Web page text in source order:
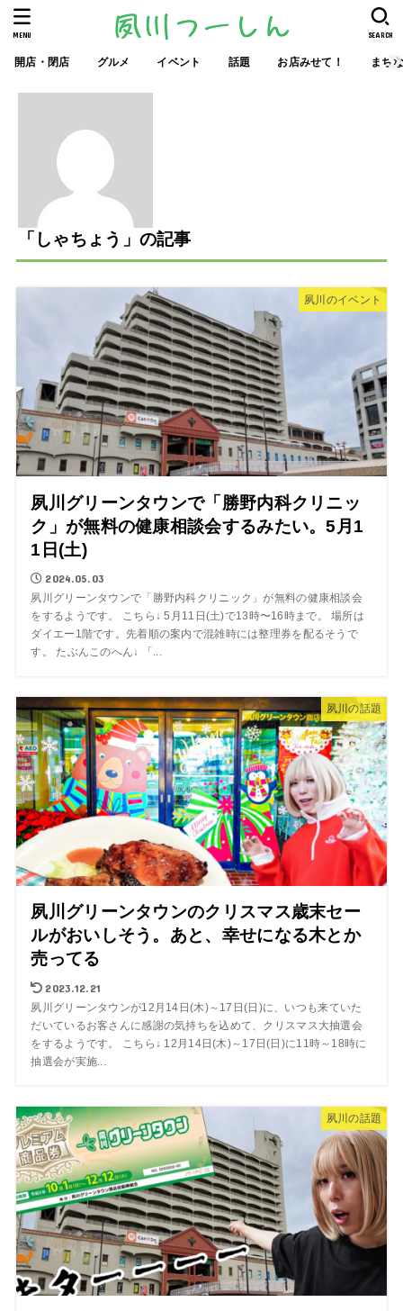
開店・閉店 グルメ イベント 話題 お店みせて！ まち
SEARCH
MENU
「しゃちょう」の記事
夙川のイベント
夙川グリーンタウンで「勝野内科クリニッ
ク」が無料の健康相談会するみたい。5月1
1日(土)
2024.05.03
夙川グリーンタウンで「勝野内科クリニック」が無料の健康相談会
をするようです。 こちら↓ 5月11日(土)で13時〜16時まで。 場所は
ダイエー1階です。先着順の案内で混雑時には整理券を配るそうで
す。 たぶんこのへん↓ 「...
夙川の話題
夙川グリーンタウンのクリスマス歳末セー
ルがおいしそう。あと、幸せになる木とか
売ってる
2023.12.21
夙川グリーンタウンが12月14日(木)～17日(日)に、いつも来ていた
だいているお客さんに感謝の気持ちを込めて、クリスマス大抽選会
をするようです。 こちら↓ 12月14日(木)～17日(日)に11時～18時に
抽選会が実施...
夙川の話題